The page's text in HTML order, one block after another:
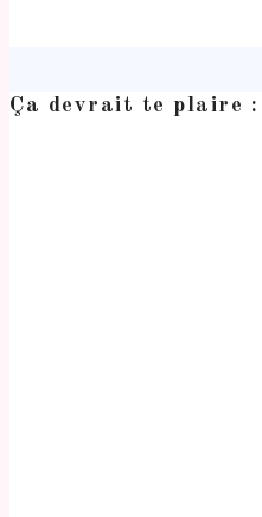
Ça devrait te plaire :